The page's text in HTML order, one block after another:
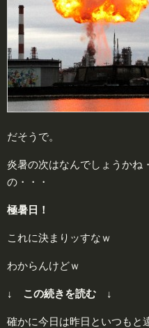
だそうで。
炎暑の次はなんでしょうかね
の・・・
極暑日！
これに決まりッすなｗ
わからんけどｗ
↓ この続きを読む ↓
確かに今日は昨日といつもと